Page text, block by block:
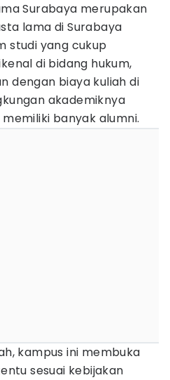
Surabaya merupakan
lama di Surabaya
studi yang cukup
di bidang hukum,
dengan biaya kuliah di
akademiknya
banyak alumni.
kampus ini membuka
sesuai kebijakan